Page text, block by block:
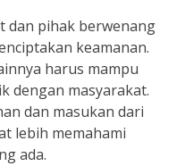
dan pihak berwenang
keamanan.
harus mampu
dengan masyarakat.
dan masukan dari
lebih memahami
ada.